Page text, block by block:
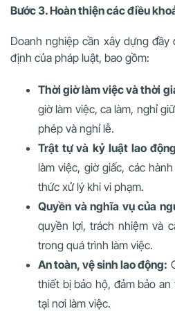
Bước 3. Hoàn thiện các điều
Doanh nghiệp cần xây dựng
định của pháp luật, bao gồm:
Thời giờ làm việc và thời
giờ làm việc, ca làm, nghỉ
phép và nghỉ lễ.
Trật tự và kỷ luật lao
làm việc, giờ giấc, các
thức xử lý khi vi phạm.
Quyền và nghĩa vụ của
quyền lợi, trách nhiệm và
trong quá trình làm việc.
An toàn, vệ sinh lao động:
thiết bị bảo hộ, đảm bảo
tại nơi làm việc.